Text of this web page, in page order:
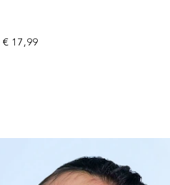
€ 17,99